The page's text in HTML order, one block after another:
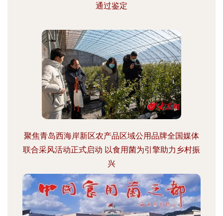
通过鉴定
聚焦青岛西海岸新区农产品区域公用品牌全国媒体
联合采风活动正式启动 以食用菌为引擎助力乡村振
兴